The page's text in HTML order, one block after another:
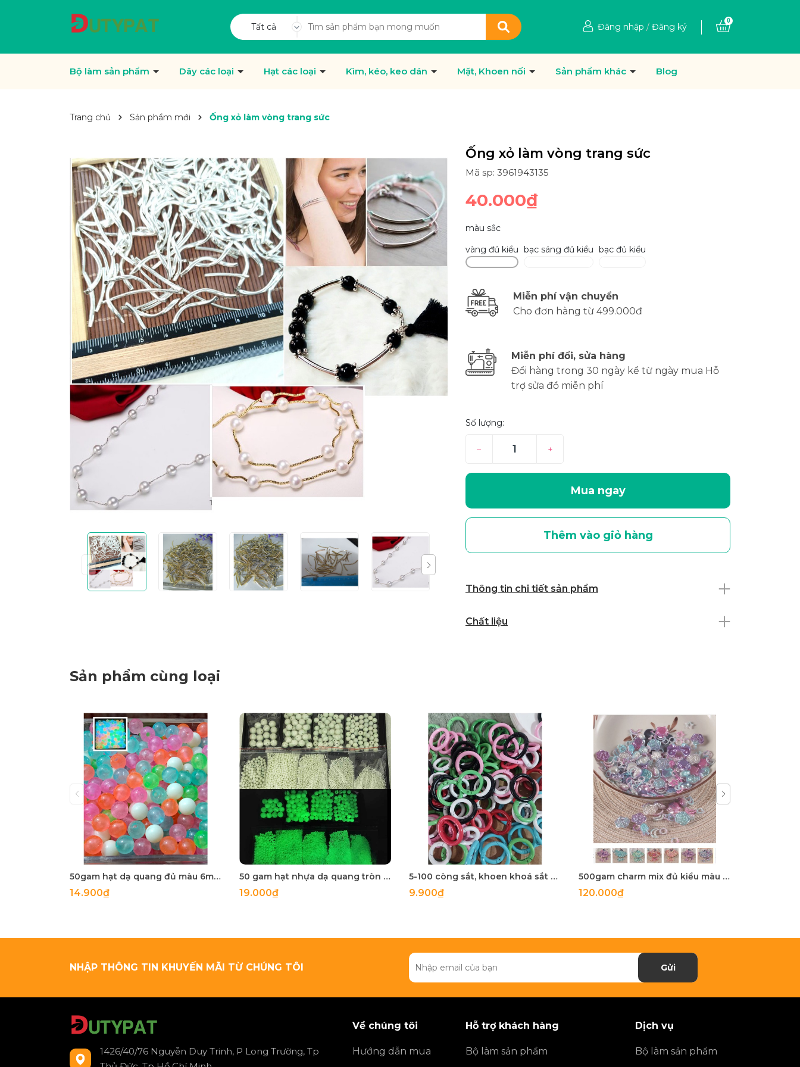
Tất cả Đăng nhập / Đăng ký
0
Bộ làm sản phẩm Dây các loại Hạt các loại Kìm, kéo, keo dán Mặt, Khoen nối Sản phẩm khác Blog
Trang chủ Sản phẩm mới Ống xỏ làm vòng trang sức
Ống xỏ làm vòng trang sức
Mã sp: 3961943135
40.000₫
màu sắc
vàng đủ kiểu bạc sáng đủ kiểu bạc đủ kiểu
Miễn phí vận chuyển
Cho đơn hàng từ 499.000đ
Miễn phí đổi, sửa hàng
Đổi hàng trong 30 ngày kể từ ngày mua Hỗ
trợ sửa đồ miễn phí
Số lượng:
– +
Mua ngay
Thêm vào giỏ hàng
Thông tin chi tiết sản phẩm
Chất liệu
Sản phẩm cùng loại
50gam hạt dạ quang đủ màu 6mm, 8mm, 10mm, 12mm, hạt nhựa tròn
14.900₫
50 gam hạt nhựa dạ quang tròn đủ size 4mm, 5mm, 6mm, 8mm, 10mm, 12mm, 14mm, 16mm ,18mm , 10mm, 22mm, 25mm
19.000₫
5-100 còng sắt, khoen khoá sắt mix màu 20mm, 25mm, 28mm
9.900₫
500gam charm mix đủ kiểu màu ngọc trai, hạt charm mix đủ kiểu
120.000₫
NHẬP THÔNG TIN KHUYẾN MÃI TỪ CHÚNG TÔI Gửi
1426/40/76 Nguyễn Duy Trinh, P Long Trường, Tp
Về chúng tôi
Hướng dẫn mua
Hỗ trợ khách hàng
Bộ làm sản phẩm
Dịch vụ
Bộ làm sản phẩm